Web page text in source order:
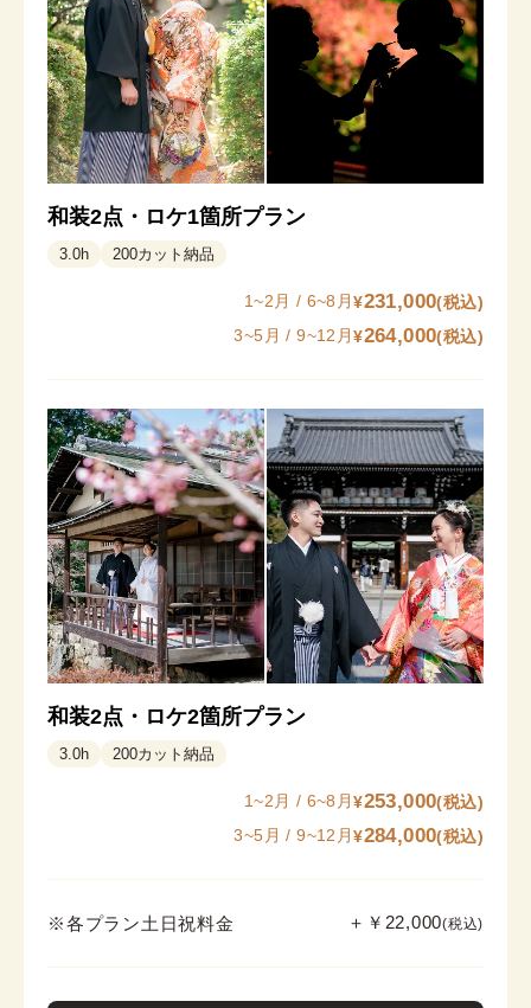
和装2点・ロケ1箇所プラン
3.0h 200カット納品
1~2月 / 6~8月¥231,000(税込)
3~5月 / 9~12月¥264,000(税込)
和装2点・ロケ2箇所プラン
3.0h 200カット納品
1~2月 / 6~8月¥253,000(税込)
3~5月 / 9~12月¥284,000(税込)
※各プラン土日祝料金 ＋￥22,000(税込)